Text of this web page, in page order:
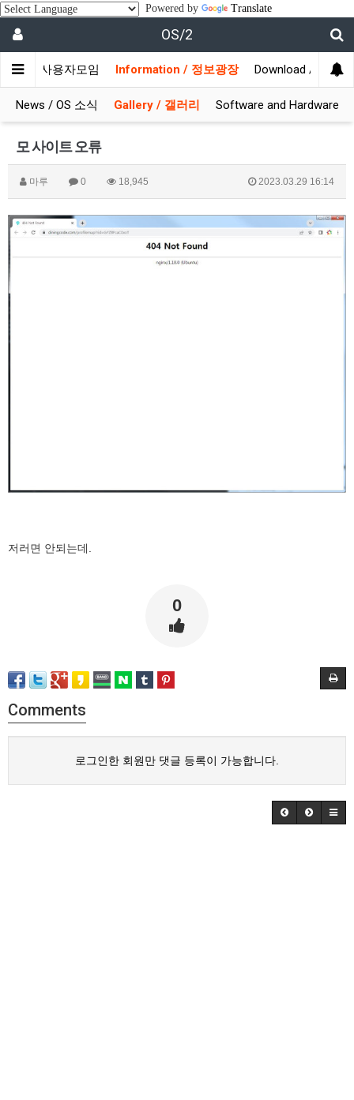
Powered by Translate
OS/2
/ 사용자모임 Information / 정보광장 Download / 자료실
News / OS 소식 Gallery / 갤러리 Software and Hardware
모 사이트 오류
마루 0 18,945 2023.03.29 16:14
저러면 안되는데.
0
Comments
로그인한 회원만 댓글 등록이 가능합니다.